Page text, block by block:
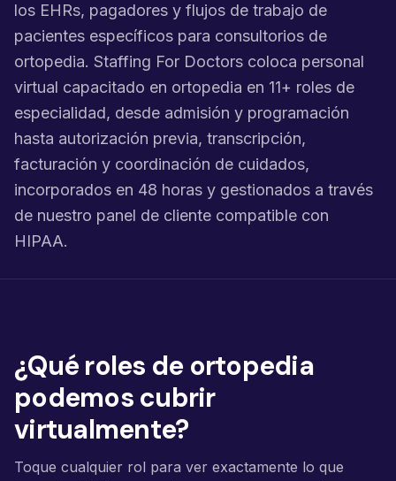
los EHRs, pagadores y flujos de trabajo de
pacientes específicos para consultorios de
ortopedia. Staffing For Doctors coloca personal
virtual capacitado en ortopedia en 11+ roles de
especialidad, desde admisión y programación
hasta autorización previa, transcripción,
facturación y coordinación de cuidados,
incorporados en 48 horas y gestionados a través
de nuestro panel de cliente compatible con
HIPAA.
¿Qué roles de ortopedia
podemos cubrir
virtualmente?
Toque cualquier rol para ver exactamente lo que